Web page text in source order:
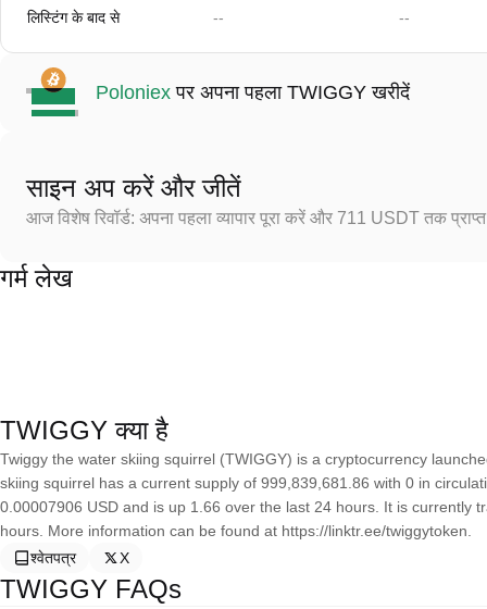
लिस्टिंग के बाद से -- --
Poloniex पर अपना पहला TWIGGY खरीदें
साइन अप करें और जीतें
आज विशेष रिवॉर्ड: अपना पहला व्यापार पूरा करें और 711 USDT तक
गर्म लेख
TWIGGY क्या है
Twiggy the water skiing squirrel (TWIGGY) is a cryptocurrency
skiing squirrel has a current supply of 999,839,681.86 with 0 in
0.00007906 USD and is up 1.66 over the last 24 hours. It is currently
hours. More information can be found at https://linktr.ee/twiggytoken.
श्वेतपत्र
X
TWIGGY FAQs